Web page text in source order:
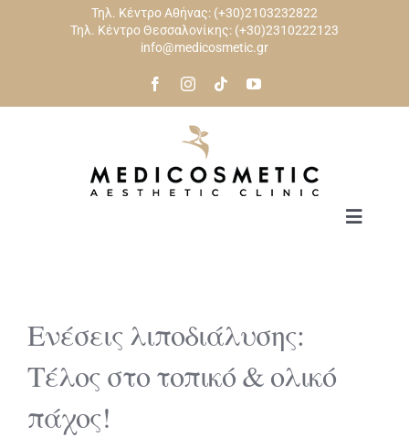
Τηλ. Κέντρο Αθήνας: (+30)2103232822
Τηλ. Κέντρο Θεσσαλονίκης: (+30)2310222123
info@medicosmetic.gr
Toggle
ΠΡΟΣΩΠΟ
Ενέσεις λιποδιάλυσης:
Τέλος στο τοπικό & ολικό
πάχος!